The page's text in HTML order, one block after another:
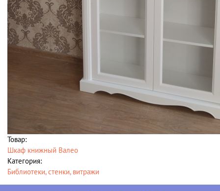
Товар:
Шкаф книжный Валео
Категория:
Библиотеки, стенки, витражи